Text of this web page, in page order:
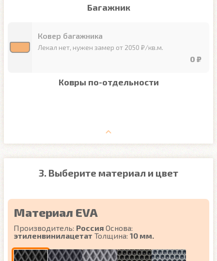
Багажник
Ковер багажника
Лекал нет, нужен замер от 2050 ₽/кв.м.
0 ₽
Ковры по-отдельности
3. Выберите материал и цвет
Материал EVA
Производитель: Россия Основа:
этиленвинилацетат Толщина: 10 мм.